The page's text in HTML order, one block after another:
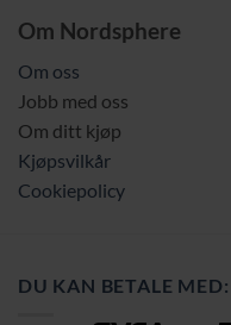
Om Nordsphere
Om oss
Jobb med oss
Om ditt kjøp
Kjøpsvilkår
Cookiepolicy
DU KAN BETALE MED: